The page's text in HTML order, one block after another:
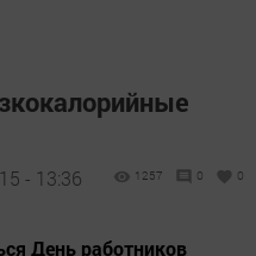
- 13:36 1257 0 0
День работников